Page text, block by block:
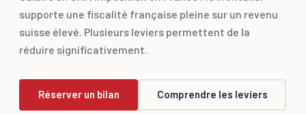
supporte une fiscalité française pleine sur un revenu
suisse élevé. Plusieurs leviers permettent de la
réduire significativement.
Réserver un bilan Comprendre les leviers